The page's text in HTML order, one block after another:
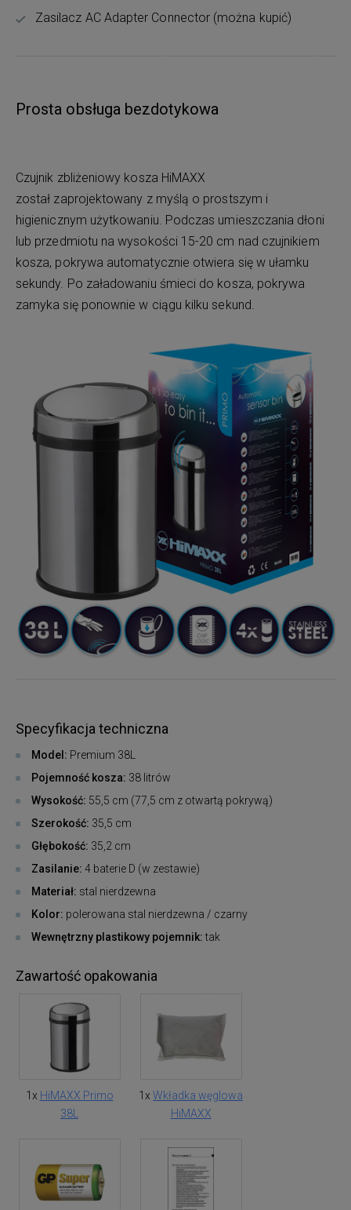
Zasilacz AC Adapter Connector (można kupić)
Prosta obsługa bezdotykowa
Czujnik zbliżeniowy kosza HiMAXX
został zaprojektowany z myślą o prostszym i
higienicznym użytkowaniu. Podczas umieszczania dłoni
lub przedmiotu na wysokości 15-20 cm nad czujnikiem
kosza, pokrywa automatycznie otwiera się w ułamku
sekundy. Po załadowaniu śmieci do kosza, pokrywa
zamyka się ponownie w ciągu kilku sekund.
Specyfikacja techniczna
Model: Premium 38L
Pojemność kosza: 38 litrów
Wysokość: 55,5 cm (77,5 cm z otwartą pokrywą)
Szerokość: 35,5 cm
Głębokość: 35,2 cm
Zasilanie: 4 baterie D (w zestawie)
Materiał: stal nierdzewna
Kolor: polerowana stal nierdzewna / czarny
Wewnętrzny plastikowy pojemnik:tak
Zawartość opakowania
1x HiMAXX Primo
38L
1x Wkładka węglowa
HiMAXX